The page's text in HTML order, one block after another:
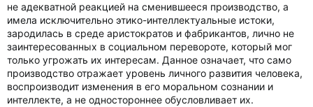
не адекватной реакцией на сменившееся производство, а
имела исключительно этико-интеллектуальные истоки,
зародилась в среде аристократов и фабрикантов, лично не
заинтересованных в социальном перевороте, который мог
только угрожать их интересам. Данное означает, что само
производство отражает уровень личного развития человека,
воспроизводит изменения в его моральном сознании и
интеллекте, а не одностороннее обусловливает их.